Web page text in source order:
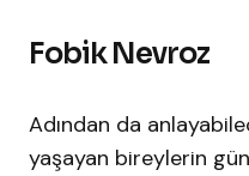
Fobik Nevroz
Adından da
yaşayan bireylerin